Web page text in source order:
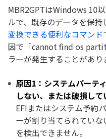
MBR2GPTはWindows 10
ルで、既存のデータを保持
変換できる便利なコマンド
因で「cannot find os
ラーが発生することがあり
原因1：システムパーテ
しない、または破損して
EFIまたはシステム予約
ーが割り当てられてい
を検出できません。